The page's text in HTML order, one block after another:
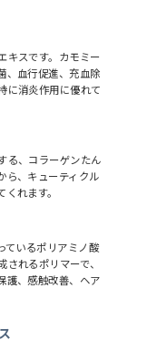
キスです。カモミー
、血行促進、充血除
に消炎作用に優れて
る、コラーゲンたん
ら、キューティクル
れます。
ているポリアミノ酸
れるポリマーで、
護、感触改善、ヘア